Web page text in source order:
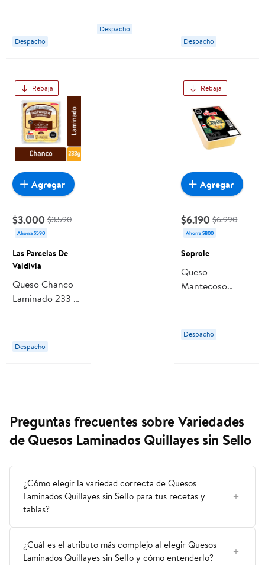
Despacho
Despacho
Valdivia
Despacho
Rebaja
$3.000 $3.590
Ahorra $590
Las Parcelas De
Valdivia
Queso Chanco
Laminado 233 g
Despacho
Agregar
Rebaja
$6.190 $6.990
Ahorra $800
Soprole
Queso
Mantecoso
Resellable 500 g
Soprole
Despacho
Agregar
Preguntas frecuentes sobre Variedades
de Quesos Laminados Quillayes sin Sello
¿Cómo elegir la variedad correcta de Quesos
Laminados Quillayes sin Sello para tus recetas y
tablas?
¿Cuál es el atributo más complejo al elegir Quesos
Laminados Quillayes sin Sello y cómo entenderlo?